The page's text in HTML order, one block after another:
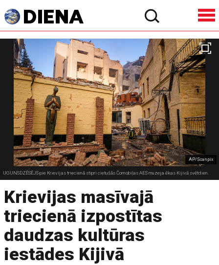
AP/Scanpix
UGUNSDZĒSĒJS pie Krievijas triecienā stipri cietušās Čornobiļas AES muzeja ēkas Kijivā svētdien.
Krievijas masīvajā
triecienā izpostītas
daudzas kultūras
iestādes Kijivā